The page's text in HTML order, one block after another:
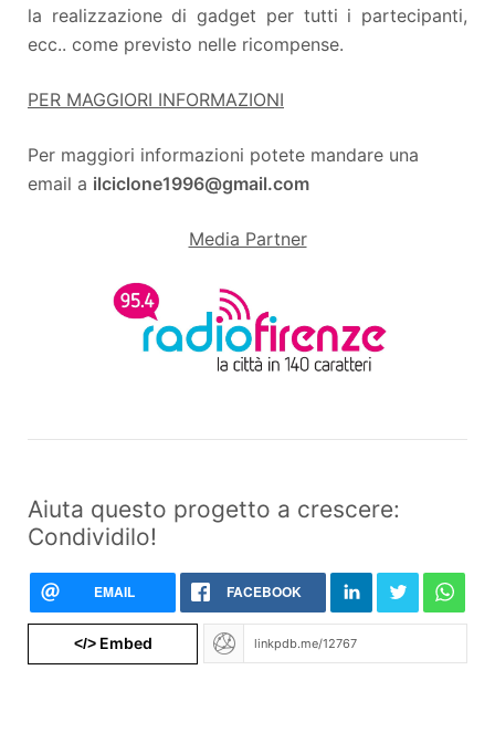
la realizzazione di gadget per tutti i partecipanti,
ecc.. come previsto nelle ricompense.
PER MAGGIORI INFORMAZIONI
Per maggiori informazioni potete mandare una
email a ilciclone1996@gmail.com
Media Partner
Aiuta questo progetto a crescere:
Condividilo!
EMAIL FACEBOOK
</>Embed